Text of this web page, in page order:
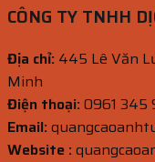
CÔNG TY TNHH
Địa chỉ: 445 Lê Văn
Minh
Điện thoại:0961 345
Email:
Website :